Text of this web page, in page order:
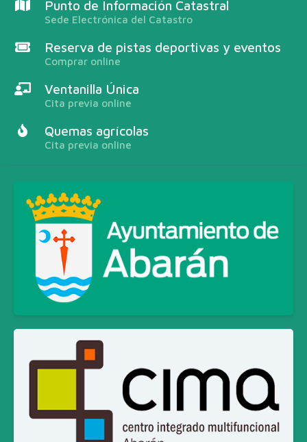
Punto de Información Catastral
Sede Electrónica del Catastro
Reserva de pistas deportivas y eventos
Comprar online
Ventanilla Única
Cita previa online
Quemas agrícolas
Cita previa online